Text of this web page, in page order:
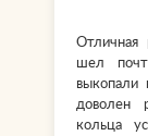
Отличная
шел
выкопали
доволен
кольца